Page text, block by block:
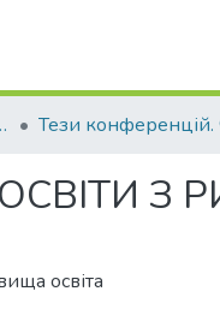
та фінансів
З
освіта